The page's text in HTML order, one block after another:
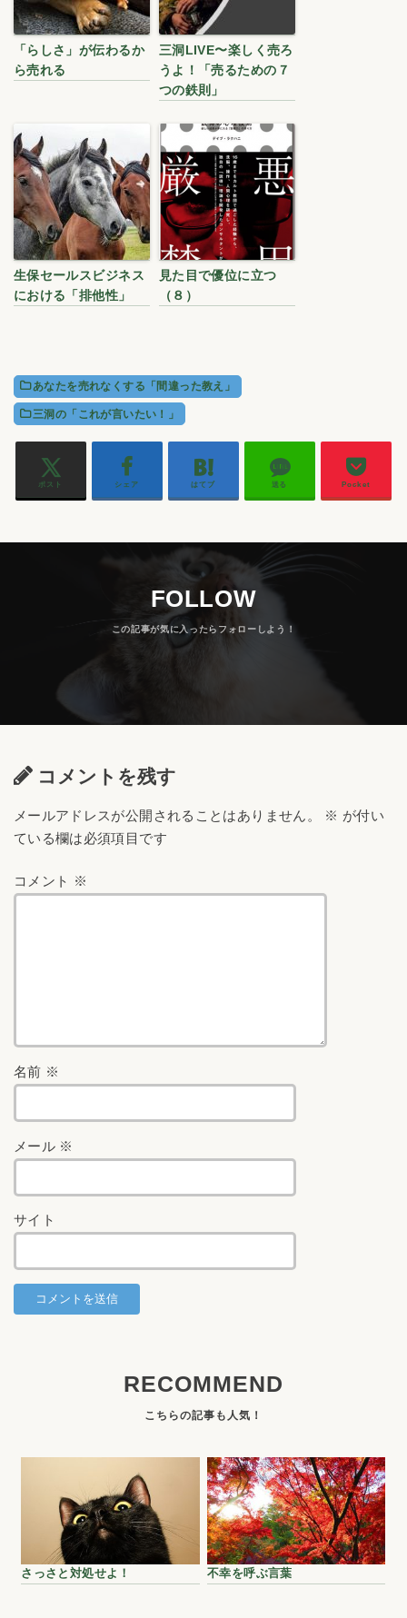
「らしさ」が伝わるか
ら売れる
三洞LIVE〜楽しく売ろ
うよ！「売るための７
つの鉄則」
生保セールスビジネス
における「排他性」
見た目で優位に立つ
（８）
あなたを売れなくする「間違った教え」
三洞の「これが言いたい！」
ポスト シェア はてブ 送る Pocket
FOLLOW
コメントを残す
メールアドレスが公開されることはありません。 ※ が付い
ている欄は必須項目です
コメント ※
名前 ※
メール ※
サイト
RECOMMEND
さっさと対処せよ！ 不幸を呼ぶ言葉